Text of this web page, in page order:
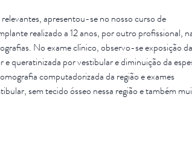
apresentou-se no nosso curso de
realizado a 12 anos, por outro profissional,
No exame clínico, observo-se exposição da
queratinizada por vestibular e diminuição da
computadorizada da região e exames